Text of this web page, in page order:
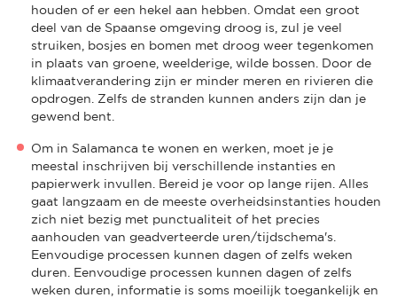
houden of er een hekel aan hebben. Omdat een groot
deel van de Spaanse omgeving droog is, zul je veel
struiken, bosjes en bomen met droog weer tegenkomen
in plaats van groene, weelderige, wilde bossen. Door de
klimaatverandering zijn er minder meren en rivieren die
opdrogen. Zelfs de stranden kunnen anders zijn dan je
gewend bent.
Om in Salamanca te wonen en werken, moet je je
meestal inschrijven bij verschillende instanties en
papierwerk invullen. Bereid je voor op lange rijen. Alles
gaat langzaam en de meeste overheidsinstanties houden
zich niet bezig met punctualiteit of het precies
aanhouden van geadverteerde uren/tijdschema's.
Eenvoudige processen kunnen dagen of zelfs weken
duren. Eenvoudige processen kunnen dagen of zelfs
weken duren, informatie is soms moeilijk toegankelijk en